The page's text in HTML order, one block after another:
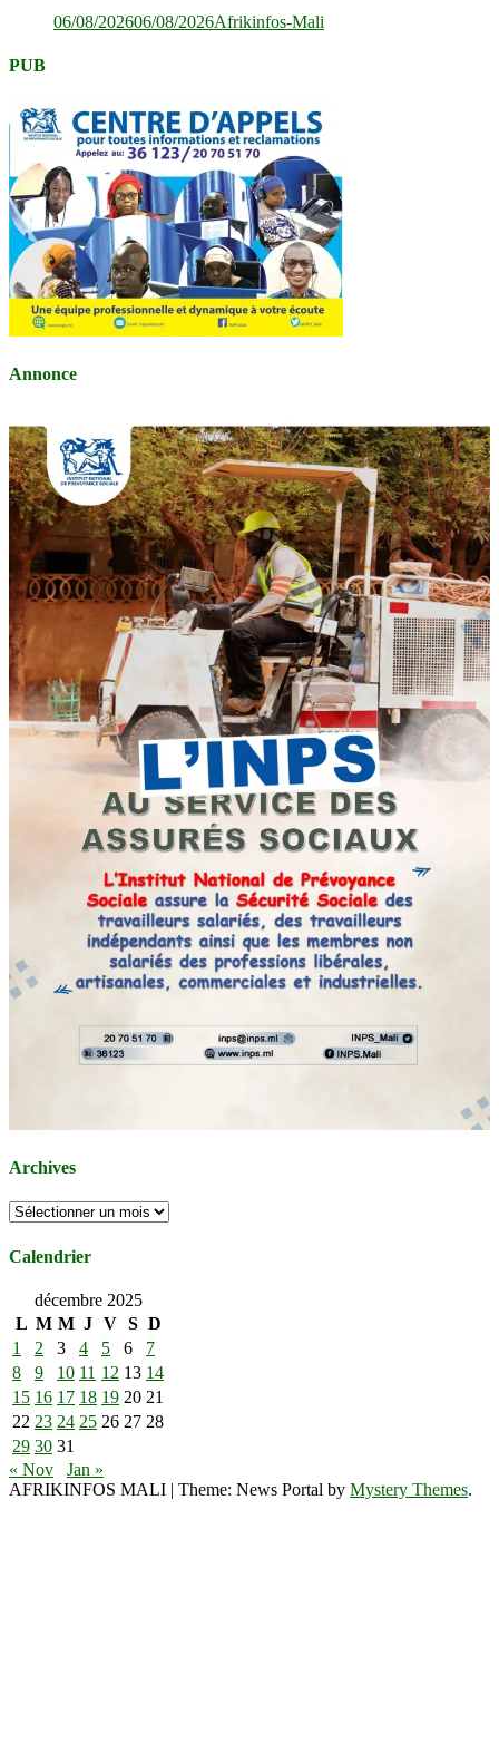
06/08/202606/08/2026Afrikinfos-Mali
PUB
Annonce
Archives
Archives
Calendrier
décembre 2025
L M M J V S D
1
2 3 4 5 6
7
8
9 10 11 12 13 14
15 16 17 18 19 20 21
22 23 24 25 26 27 28
29 30 31
« Nov
Jan »
AFRIKINFOS MALI | Theme: News Portal by Mystery Themes.